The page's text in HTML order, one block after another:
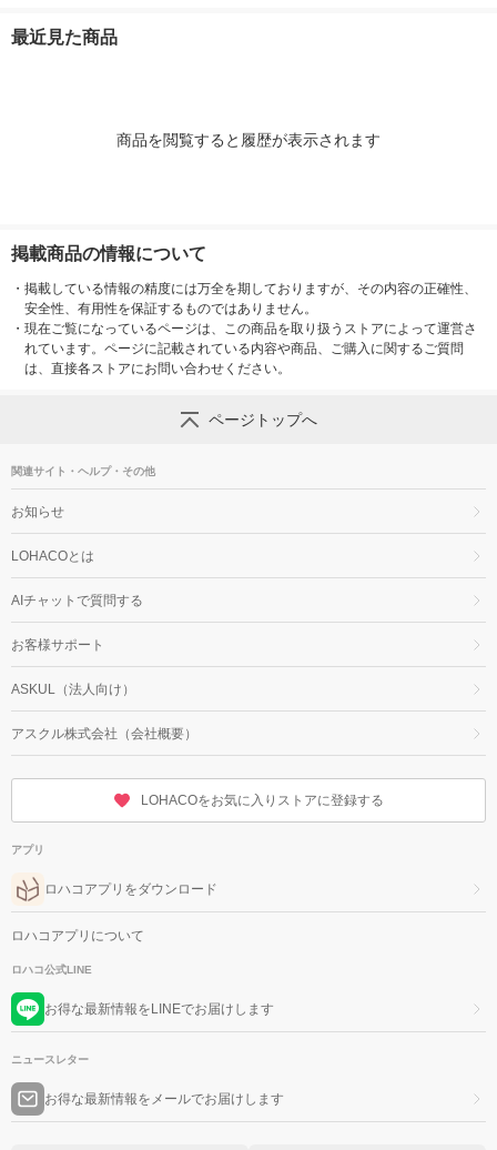
最近見た商品
商品を閲覧すると履歴が表示されます
掲載商品の情報について
・ 掲載している情報の精度には万全を期しておりますが、その内容の正確性、
安全性、有用性を保証するものではありません。
・ 現在ご覧になっているページは、この商品を取り扱うストアによって運営さ
れています。ページに記載されている内容や商品、ご購入に関するご質問
は、直接各ストアにお問い合わせください。
ページトップへ
関連サイト・ヘルプ・その他
お知らせ
LOHACOとは
AIチャットで質問する
お客様サポート
ASKUL（法人向け）
アスクル株式会社（会社概要）
LOHACOをお気に入りストアに登録する
アプリ
ロハコアプリをダウンロード
ロハコアプリについて
ロハコ公式LINE
お得な最新情報をLINEでお届けします
ニュースレター
お得な最新情報をメールでお届けします